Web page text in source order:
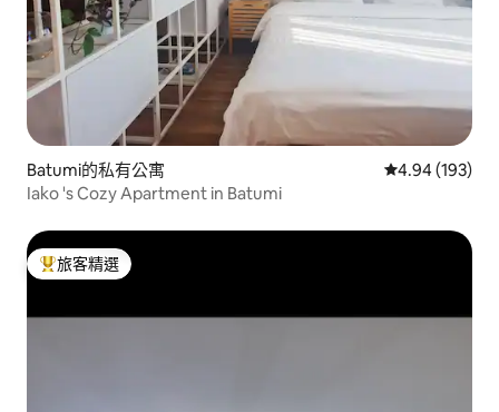
Batumi的私有公寓 從 193 則評價
4.94 (193)
Iako 's Cozy Apartment in Batumi
旅客精選榜首
旅客精選